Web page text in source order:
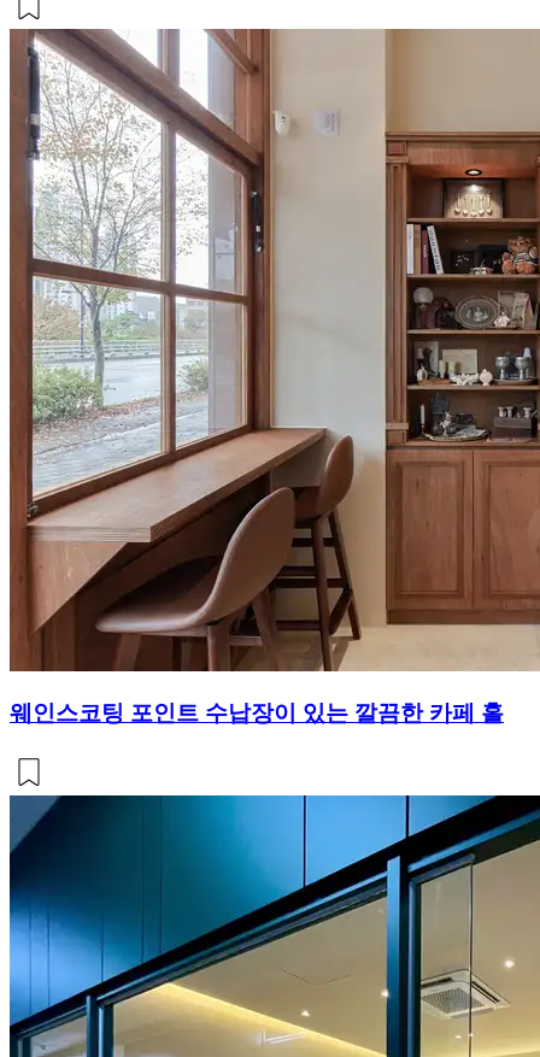
웨인스코팅 포인트 수납장이 있는 깔끔한 카페 홀